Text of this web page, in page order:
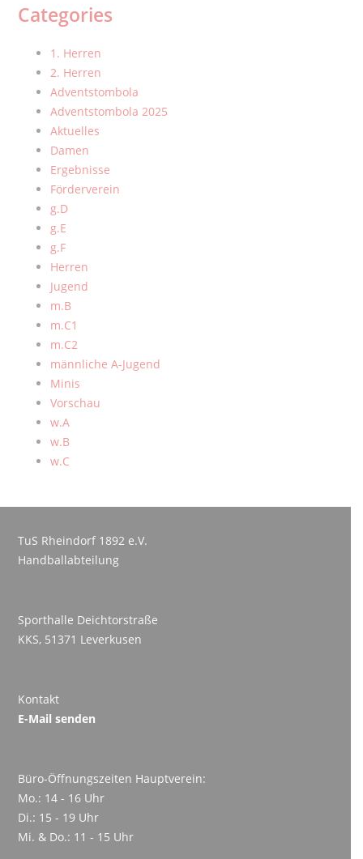
Categories
1. Herren
2. Herren
Adventstombola
Adventstombola 2025
Aktuelles
Damen
Ergebnisse
Förderverein
g.D
g.E
g.F
Herren
Jugend
m.B
m.C1
m.C2
männliche A-Jugend
Minis
Vorschau
w.A
w.B
w.C
TuS Rheindorf 1892 e.V.
Handballabteilung
Sporthalle Deichtorstraße
KKS, 51371 Leverkusen
Kontakt
E-Mail senden
Büro-Öffnungszeiten Hauptverein:
Mo.: 14 - 16 Uhr
Di.: 15 - 19 Uhr
Mi. & Do.: 11 - 15 Uhr